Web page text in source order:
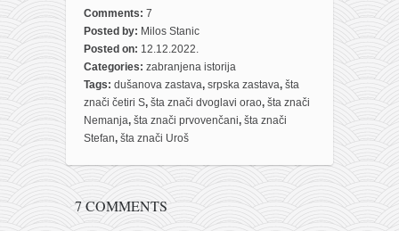
Comments: 7
Posted by: Milos Stanic
Posted on: 12.12.2022.
Categories: zabranjena istorija
Tags: dušanova zastava, srpska zastava, šta
znači četiri S, šta znači dvoglavi orao, šta znači
Nemanja, šta znači prvovenčani, šta znači
Stefan, šta znači Uroš
7 COMMENTS